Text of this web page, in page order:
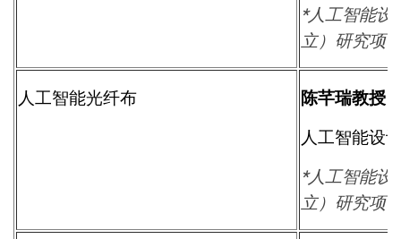
*人工智能设
立）研究项
人工智能光纤布
陈芊瑞教授
人工智能设
*人工智能设
立）研究项